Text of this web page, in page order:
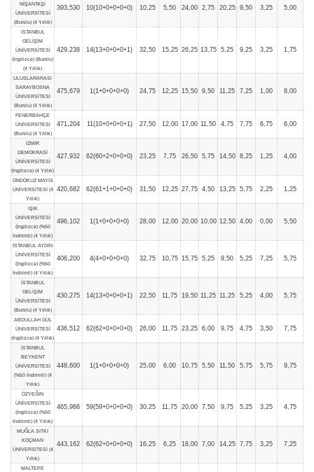
NİŞANTAŞI
ÜNİVERSİTESİ
(Burslu) (4 Yıllık)
393,530 10(10+0+0+0+0) 10,25 5,50 24,00 2,75 20,25 9,50 3,25 5,00
İSTANBUL
GELİŞİM
ÜNİVERSİTESİ
(İngilizce) (Burslu)
(4 Yıllık)
429,238 14(13+0+0+0+1) 32,50 15,25 26,25 13,75 5,25 9,25 3,25 1,75
ULUSLARARASI
SARAYBOSNA
ÜNİVERSİTESİ
(Burslu) (4 Yıllık)
475,679 1(1+0+0+0+0) 24,75 12,25 15,50 9,50 11,25 7,25 1,00 8,00
FENERBAHÇE
ÜNİVERSİTESİ
(Burslu) (4 Yıllık)
471,204 11(10+0+0+0+1) 27,50 12,00 17,00 11,50 4,75 7,75 6,75 6,00
İZMİR
DEMOKRASİ
ÜNİVERSİTESİ
(İngilizce) (4 Yıllık)
427,932 62(60+2+0+0+0) 23,25 7,75 26,50 5,75 14,50 8,25 1,25 4,00
ONDOKUZ MAYIS
ÜNİVERSİTESİ (4
Yıllık)
420,682 62(61+1+0+0+0) 31,50 12,25 27,75 4,50 13,25 5,75 2,25 1,25
IŞIK
ÜNİVERSİTESİ
(İngilizce) (%50
İndirimli) (4 Yıllık)
496,102 1(1+0+0+0+0) 28,00 12,00 20,00 10,00 12,50 4,00 0,00 5,50
İSTANBUL AYDIN
ÜNİVERSİTESİ
(İngilizce) (%50
İndirimli) (4 Yıllık)
406,200 4(4+0+0+0+0) 32,75 10,75 15,75 5,25 9,50 5,25 7,25 5,75
İSTANBUL
GELİŞİM
ÜNİVERSİTESİ
(Burslu) (4 Yıllık)
430,275 14(13+0+0+0+1) 22,50 11,75 19,50 11,25 11,25 5,25 4,00 5,75
ABDULLAH GÜL
ÜNİVERSİTESİ
(İngilizce) (4 Yıllık)
436,512 62(62+0+0+0+0) 26,00 11,75 23,25 6,00 9,75 4,75 3,50 7,75
İSTANBUL
BEYKENT
ÜNİVERSİTESİ
(%50 İndirimli) (4
Yıllık)
448,600 1(1+0+0+0+0) 25,00 6,00 10,75 5,50 11,50 5,75 5,75 9,75
ÖZYEĞİN
ÜNİVERSİTESİ
(İngilizce) (%50
İndirimli) (4 Yıllık)
465,966 59(59+0+0+0+0) 30,25 11,75 20,00 7,50 9,75 5,25 3,25 4,75
MUĞLA SITKI
KOÇMAN
ÜNİVERSİTESİ (4
Yıllık)
443,162 62(62+0+0+0+0) 16,25 6,25 18,00 7,00 14,25 7,75 3,25 7,25
MALTEPE